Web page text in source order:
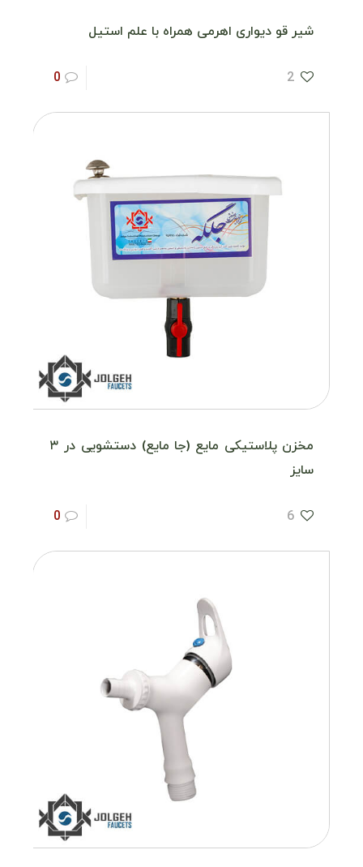
شیر قو دیواری اهرمی همراه با علم استیل
2
0
مخزن پلاستیکی مایع (جا مایع) دستشویی در ۳
سایز
6
0